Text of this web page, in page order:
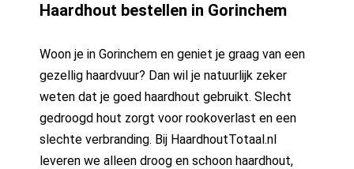
Haardhout bestellen in Gorinchem
Woon je in Gorinchem en geniet je graag van een
gezellig haardvuur? Dan wil je natuurlijk zeker
weten dat je goed haardhout gebruikt. Slecht
gedroogd hout zorgt voor rookoverlast en een
slechte verbranding. Bij HaardhoutTotaal.nl
leveren we alleen droog en schoon haardhout,